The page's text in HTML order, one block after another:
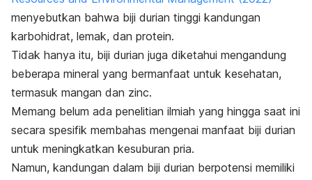
menyebutkan bahwa biji durian tinggi kandungan
karbohidrat, lemak, dan protein.
Tidak hanya itu, biji durian juga diketahui mengandung
beberapa mineral yang bermanfaat untuk kesehatan,
termasuk mangan dan zinc.
Memang belum ada penelitian ilmiah yang hingga saat ini
secara spesifik membahas mengenai manfaat biji durian
untuk meningkatkan kesuburan pria.
Namun, kandungan dalam biji durian berpotensi memiliki